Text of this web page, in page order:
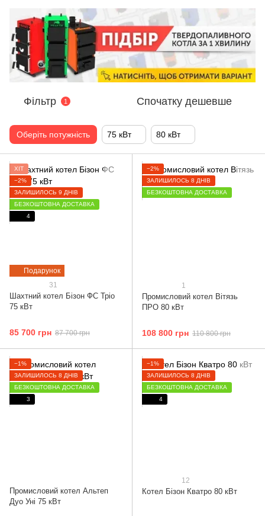
Фільтр 1 Спочатку дешевше
Оберіть потужність 75 кВт 80 кВт
Подарунок
ХІТ
−2%
ЗАЛИШИЛОСЬ 9 ДНІВ
БЕЗКОШТОВНА ДОСТАВКА
4
31
Шахтний котел Бізон ФС Тріо
75 кВт
85 700 грн 87 700 грн
−2%
ЗАЛИШИЛОСЬ 8 ДНІВ
БЕЗКОШТОВНА ДОСТАВКА
1
Промисловий котел Вітязь
ПРО 80 кВт
108 800 грн 110 800 грн
−1%
ЗАЛИШИЛОСЬ 8 ДНІВ
БЕЗКОШТОВНА ДОСТАВКА
3
Промисловий котел Альтеп
Дуо Уні 75 кВт
−1%
ЗАЛИШИЛОСЬ 8 ДНІВ
БЕЗКОШТОВНА ДОСТАВКА
4
12
Котел Бізон Кватро 80 кВт